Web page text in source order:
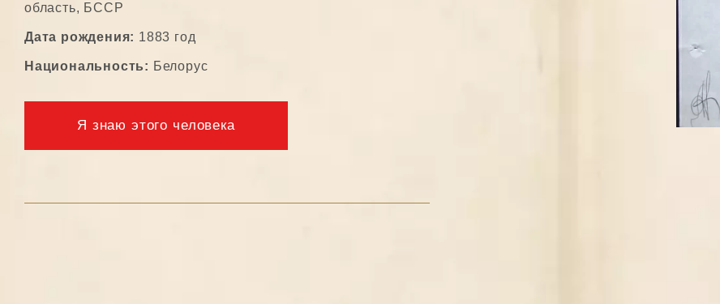
область, БССР
Дата рождения: 1883 год
Национальность: Белорус
Я знаю этого человека